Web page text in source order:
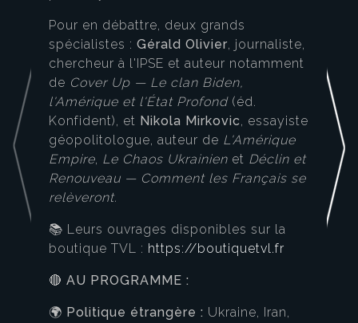
Pour en débattre, deux grands
spécialistes : Gérald Olivier, journaliste,
chercheur à l'IPSE et auteur notamment
de Cover Up — Le clan Biden,
l'Amérique et l'État Profond(éd.
Konfident), et Nikola Mirkovic, essayiste
géopolitologue, auteur de L'Amérique
Empire, Le Chaos Ukrainien et Déclin et
Renouveau — Comment les Français se
relèveront.
📚 Leurs ouvrages disponibles sur la
boutique TVL : https://boutiquetvl.fr
🔴 AU PROGRAMME :
🌍 Politique étrangère : Ukraine, Iran,